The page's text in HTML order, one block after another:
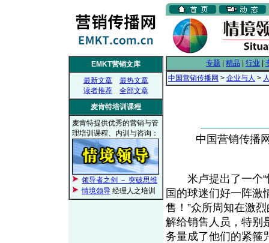
EMKT营销文库
最新文章
最热文章
读者推荐
全部文章
麦肯特培训课程
麦肯特提供优秀的营销与管
理培训课程、内训与咨询：
领导者之剑 － 突破思维
情境领导 经理人之培训
专题 精品 行业
中国营销传播网 > 企业与人 >
中国营销传播
米卢提出了一个“
国的球迷们好一阵激
售！”众所周知在激
解给销售人员，特别
务量成了他们的紧箍